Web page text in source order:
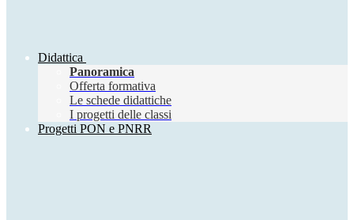
Didattica
Panoramica
Offerta formativa
Le schede didattiche
I progetti delle classi
Progetti PON e PNRR